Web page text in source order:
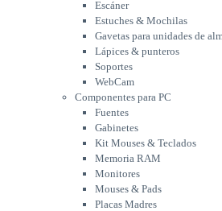
Componentes para PC
Fuentes
Gabinetes
Kit Mouses & Teclados
Memoria RAM
Monitores
Mouses & Pads
Placas Madres
Procesadores
Refrigeración &
Tarjetas Gráficas
Teclados
Equipos NUC
Escáner
Estuches & Mochilas
Gavetas para unidades de
Lápices & punteros
Soportes
WebCam
Componentes para PC
Fuentes
Gabinetes
Kit Mouses & Teclados
Memoria RAM
Monitores
Mouses & Pads
Placas Madres